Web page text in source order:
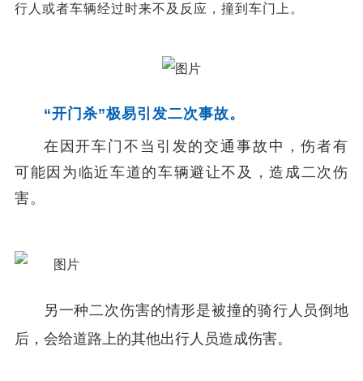
行人或者车辆经过时来不及反应，撞到车门上。
“开门杀”极易引发二次事故。
在因开车门不当引发的交通事故中，伤者有
可能因为临近车道的车辆避让不及，造成二次伤
害。
另一种二次伤害的情形是被撞的骑行人员倒地
后，会给道路上的其他出行人员造成伤害。